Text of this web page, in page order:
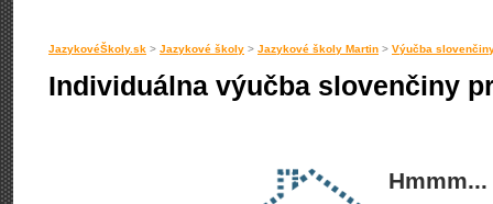
JazykovéŠkoly.sk > Jazykové školy > Jazykové školy Martin > Výučba
Individuálna výučba slovenčiny